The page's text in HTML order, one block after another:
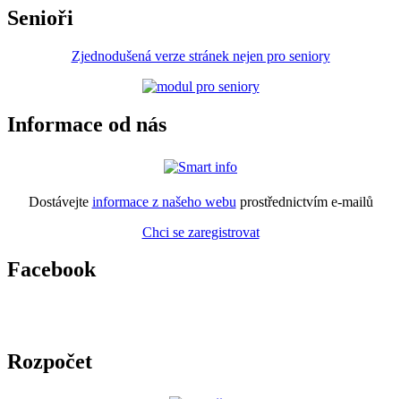
Senioři
Zjednodušená verze stránek nejen pro seniory
Informace od nás
Dostávejte informace z našeho webu prostřednictvím e-mailů
Chci se zaregistrovat
Facebook
Rozpočet